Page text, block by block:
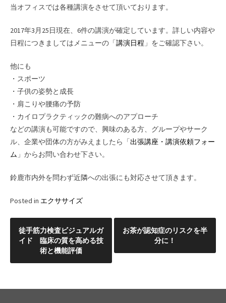
当オフィスでは各種講演をさせて頂いております。
2017年3月25日現在、6件の講演が確定しています。詳しい内容や
日程につきましてはメニューの「講演日程 」をご確認下さい。
他にも
・スポーツ
・子供の姿勢と成長
・肩こりや腰痛の予防
・カイロプラクティックの難病へのアプローチ
などの講演も可能ですので、興味のある方、グループやサーク
ル、企業や団体の方がみえましたら「出張講座・講演依頼フォー
ム 」からお問い合わせ下さい。
鈴鹿市内外を問わず近隣への出張にも対応させて頂きます。
Posted in エクササイズ
投
稿
ナ
ビ
徒手筋力検査ビジュアルガ
イド 臨床の質を高める技
術と機能評価
お茶が認知症のリスクを半
分に！